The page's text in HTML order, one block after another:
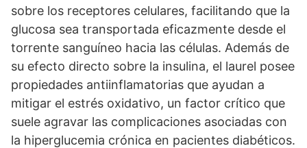
sobre los receptores celulares, facilitando que la
glucosa sea transportada eficazmente desde el
torrente sanguíneo hacia las células. Además de
su efecto directo sobre la insulina, el laurel posee
propiedades antiinflamatorias que ayudan a
mitigar el estrés oxidativo, un factor crítico que
suele agravar las complicaciones asociadas con
la hiperglucemia crónica en pacientes diabéticos.